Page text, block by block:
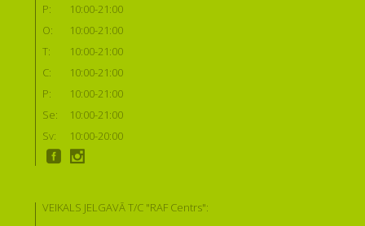
P:
10:00-21:00
O:
10:00-21:00
T:
10:00-21:00
C:
10:00-21:00
P:
10:00-21:00
Se:
10:00-21:00
Sv:
10:00-20:00
VEIKALS JELGAVĀ T/C "RAF Centrs":